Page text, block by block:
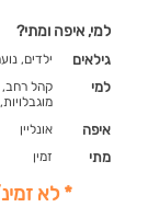
למי, איפה ומתי?
ילדים, גילאים
קהל רחב,
למי
אונליין איפה
זמין מתי
* לא